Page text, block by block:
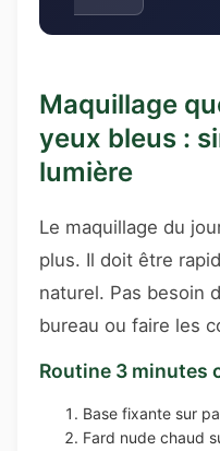
Maquillage
yeux bleus :
lumière
Le maquillage du
plus. Il doit être
naturel. Pas besoin
bureau ou faire les
Routine 3 minutes
Base fixante sur
Fard nude chaud